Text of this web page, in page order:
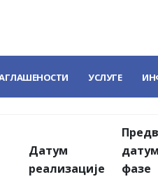
УСЛУГЕ
Датум
реализације
фазе